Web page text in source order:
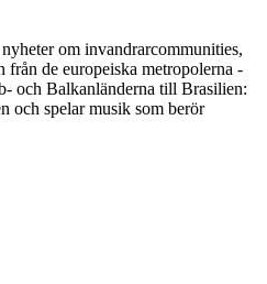
om invandrarcommunities,
de europeiska metropolerna -
och Balkanländerna till Brasilien:
och spelar musik som berör